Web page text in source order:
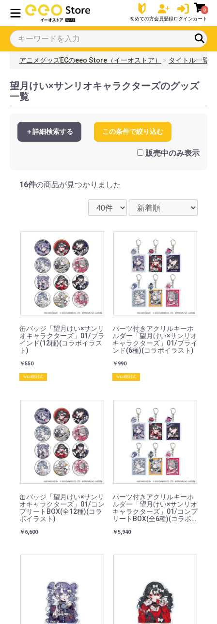
初めての方会員登録ログイン
0
カート
アニメグッズECのeeo Store（イーオストア） タイトル一覧
望月けい×サンリオキャラクターズのグッズ
一覧
＋詳細検索する この条件で絞り込む
販売中のみ表示
16件の商品が見つかりました
缶バッジ「望月けい×サンリ
オキャラクターズ」01/ブラ
インド(12種)(コラボイラス
ト)
￥550
WEB開封式
パーツ付きアクリルキーホ
ルダー「望月けい×サンリオ
キャラクターズ」01/ブライ
ンド(6種)(コラボイラスト)
￥990
WEB開封式
缶バッジ「望月けい×サンリ
オキャラクターズ」01/コン
プリートBOX(全12種)(コラ
ボイラスト)
￥6,600
パーツ付きアクリルキーホ
ルダー「望月けい×サンリオ
キャラクターズ」01/コンプ
リートBOX(全6種)(コラボ
￥5,940